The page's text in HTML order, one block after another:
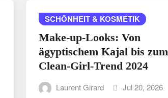
SCHÖNHEIT & KOSMETIK
Make-up-Looks: Von
ägyptischem Kajal bis zum
Clean-Girl-Trend 2024
Laurent Girard Jul 20, 2026